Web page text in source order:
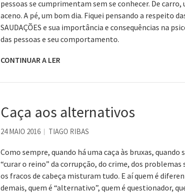
pessoas se cumprimentam sem se conhecer. De carro,
aceno. A pé, um bom dia. Fiquei pensando a respeito
SAUDAÇÕES e sua importância e consequências na
das pessoas e seu comportamento.
CONTINUAR A LER
Caça aos alternativos
24 MAIO 2016 TIAGO RIBAS
Como sempre, quando há uma caça às bruxas, quando
“curar o reino” da corrupção, do crime, dos problemas
os fracos de cabeça misturam tudo. E aí quem é
demais, quem é “alternativo”, quem é questionador,